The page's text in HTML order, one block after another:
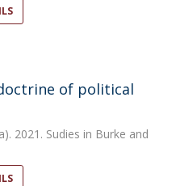
of political
2021. Sudies in Burke and